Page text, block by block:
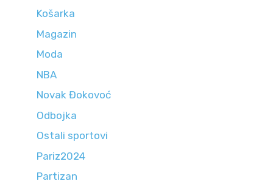
Košarka
Magazin
Moda
NBA
Novak Đokovoć
Odbojka
Ostali sportovi
Pariz2024
Partizan